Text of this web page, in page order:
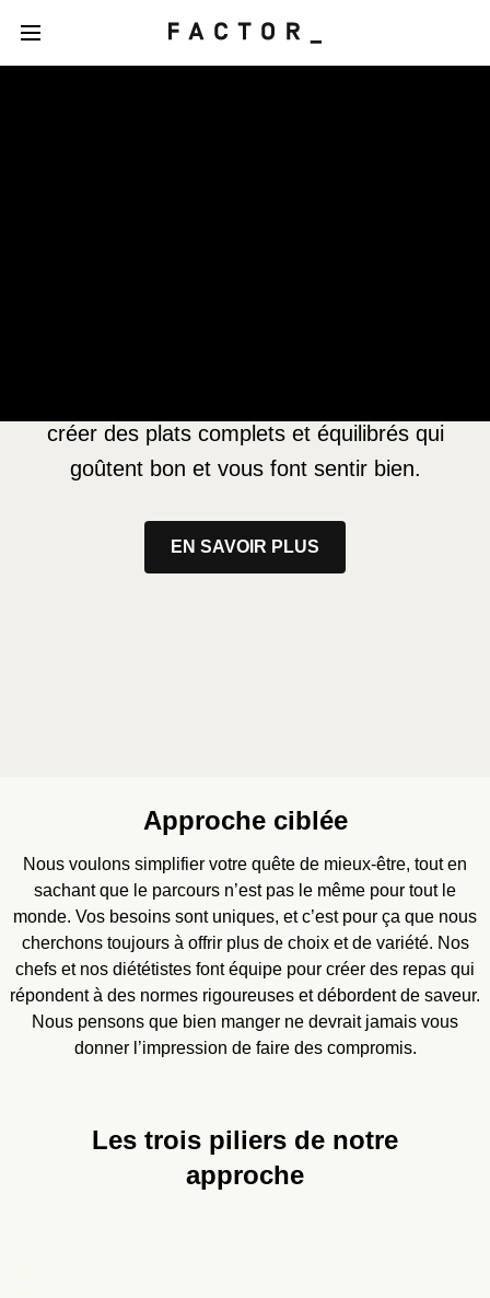
créer des plats complets et équilibrés qui
goûtent bon et vous font sentir bien.
EN SAVOIR PLUS
Approche ciblée
Nous voulons simplifier votre quête de mieux-être, tout en
sachant que le parcours n’est pas le même pour tout le
monde. Vos besoins sont uniques, et c’est pour ça que nous
cherchons toujours à offrir plus de choix et de variété. Nos
chefs et nos diététistes font équipe pour créer des repas qui
répondent à des normes rigoureuses et débordent de saveur.
Nous pensons que bien manger ne devrait jamais vous
donner l’impression de faire des compromis.
Les trois piliers de notre
approche